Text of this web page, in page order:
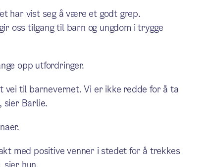
har vist seg å være et godt grep.
oss tilgang til barn og ungdom i trygge
opp utfordringer.
vei til barnevernet. Vi er ikke redde for å ta
sier Barlie.
med positive venner i stedet for å trekkes